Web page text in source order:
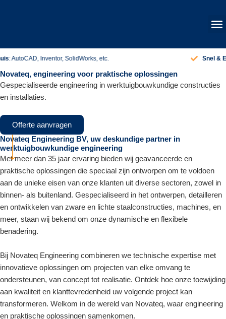
Snel & Efficiënt : Uw project, snel op koers.
Novateq, engineering voor praktische oplossingen
Gespecialiseerde engineering in werktuigbouwkundige constructies
en installaties.
Offerte aanvragen
Novateq Engineering BV, uw deskundige partner in
werktuigbouwkundige engineering
Met meer dan 35 jaar ervaring bieden wij geavanceerde en
praktische oplossingen die speciaal zijn ontworpen om te voldoen
aan de unieke eisen van onze klanten uit diverse sectoren, zowel in
binnen- als buitenland. Gespecialiseerd in het ontwerpen, detailleren
en ontwikkelen van zware en lichte staalconstructies, machines, en
meer, staan wij bekend om onze dynamische en flexibele
benadering.
Bij Novateq Engineering combineren we technische expertise met
innovatieve oplossingen om projecten van elke omvang te
ondersteunen, van concept tot realisatie. Ontdek hoe onze toewijding
aan kwaliteit en klanttevredenheid uw volgende project kan
transformeren. Welkom in de wereld van Novateq, waar engineering
en praktische oplossingen samenkomen.